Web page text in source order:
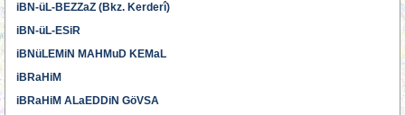
iBN-üL-BEZZaZ (Bkz. Kerderî)
iBN-üL-ESiR
iBNüLEMiN MAHMuD KEMaL
iBRaHiM
iBRaHiM ALaEDDiN GöVSA